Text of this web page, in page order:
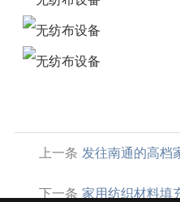
上一条 发往南通的高档
下一条 家用纺织材料填